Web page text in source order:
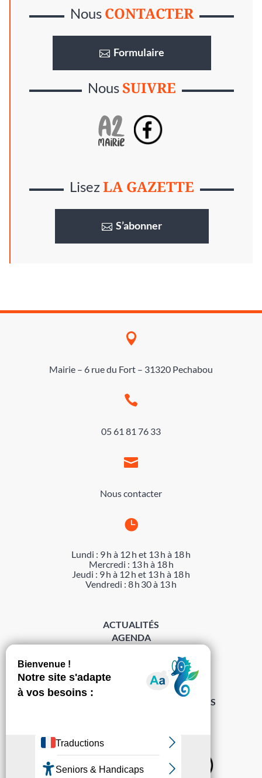
Nous CONTACTER
Formulaire
NousSUIVRE
LisezLA GAZETTE
S’abonner

Mairie – 6 rue du Fort – 31320 Pechabou

05 61 81 76 33

Nous contacter

Lundi : 9 h à 12 h et 13 h à 18 h
Mercredi : 13 h à 18 h
Jeudi : 9 h à 12 h et 13 h à 18 h
Vendredi : 8 h 30 à 13 h
Sur les réseaux
ACTUALITÉS
AGENDA
MENTIONS LÉGALES
PROTECTION DES DONNÉES
POLITIQUE DE GESTION DES COOKIES